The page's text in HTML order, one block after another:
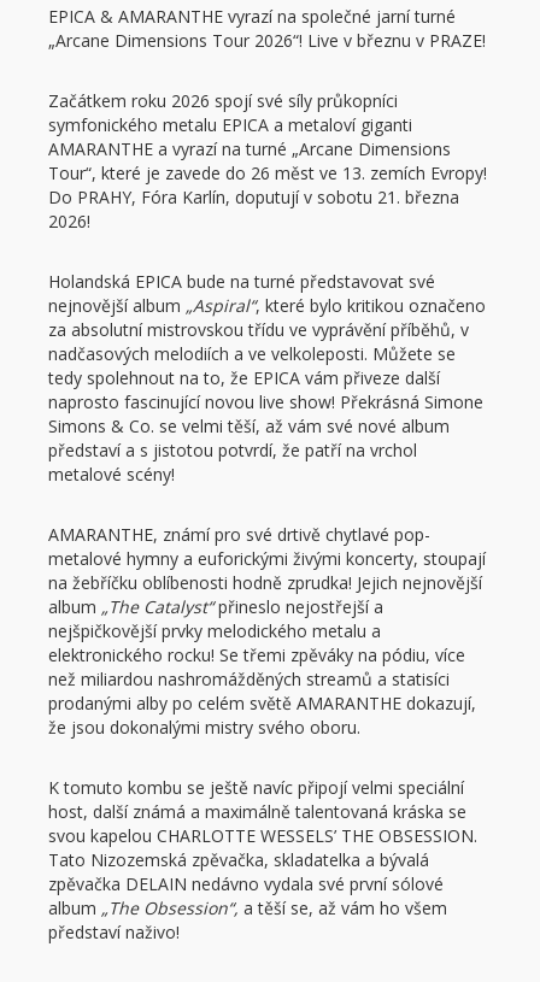
EPICA & AMARANTHE vyrazí na společné jarní turné
„Arcane Dimensions Tour 2026“! Live v březnu v PRAZE!
Začátkem roku 2026 spojí své síly průkopníci
symfonického metalu EPICA a metaloví giganti
AMARANTHE a vyrazí na turné „Arcane Dimensions
Tour“, které je zavede do 26 měst ve 13. zemích Evropy!
Do PRAHY, Fóra Karlín, doputují v sobotu 21. března
2026!
Holandská EPICA bude na turné představovat své
nejnovější album „Aspiral“, které bylo kritikou označeno
za absolutní mistrovskou třídu ve vyprávění příběhů, v
nadčasových melodiích a ve velkoleposti. Můžete se
tedy spolehnout na to, že EPICA vám přiveze další
naprosto fascinující novou live show! Překrásná Simone
Simons & Co. se velmi těší, až vám své nové album
představí a s jistotou potvrdí, že patří na vrchol
metalové scény!
AMARANTHE, známí pro své drtivě chytlavé pop-
metalové hymny a euforickými živými koncerty, stoupají
na žebříčku oblíbenosti hodně zprudka! Jejich nejnovější
album „The Catalyst“přineslo nejostřejší a
nejšpičkovější prvky melodického metalu a
elektronického rocku! Se třemi zpěváky na pódiu, více
než miliardou nashromážděných streamů a statisíci
prodanými alby po celém světě AMARANTHE dokazují,
že jsou dokonalými mistry svého oboru.
K tomuto kombu se ještě navíc připojí velmi speciální
host, další známá a maximálně talentovaná kráska se
svou kapelou CHARLOTTE WESSELS’ THE OBSESSION.
Tato Nizozemská zpěvačka, skladatelka a bývalá
zpěvačka DELAIN nedávno vydala své první sólové
album „The Obsession“, a těší se, až vám ho všem
představí naživo!